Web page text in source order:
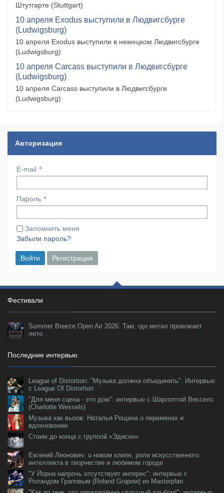
Штутгарте (Stuttgart)
10 апреля Exodus выступили в Людвигсбурге
(Ludwigsburg)
10 апреля Exodus выступили в немецком Людвигсбурге
(Ludwigsburg)
10 апреля Carcass выступили в Людвигсбурге
(Ludwigsburg)
10 апреля Carcass выступили в Людвигсбурге
(Ludwigsburg)
Авторизация
E-mail
Пароль
Запомнить меня
Забыли пароль?
Войти Регистрация
Фестивали
Summer Breeze Open Air 2026: Там, где метал провожает
лето
Последние интервью
League of Distortion: "Музыка должна объединять". Интервью
с League Of Distortion
"Для меня сцена - это дом": интервью с Шарлоттой Весселс
(Charlotte Wessels)
Музыка как вызов: Наталья Рощина о переменах и
вдохновении
Стоим до конца с группой «Эдисон»
Евгений Леонович: о новом клипе, роли искусственного
интеллекта в творчестве и любимом городе
"У Йорна напрочь отсутствует интерес": интервью с
Роландом Граповым (Roland Grapow) из Masterplan